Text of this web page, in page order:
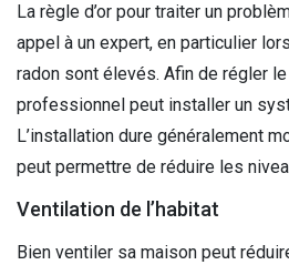
La règle d’or pour traiter un
appel à un expert, en particulier
radon sont élevés. Afin de régler
professionnel peut installer un
L’installation dure généralement
peut permettre de réduire les
Ventilation de l’habitat
Bien ventiler sa maison peut